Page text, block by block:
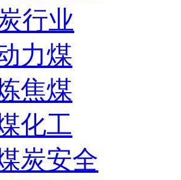
行业
力煤
焦煤
化工
炭安全